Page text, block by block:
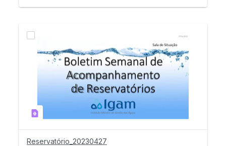
Reservatório_20230427